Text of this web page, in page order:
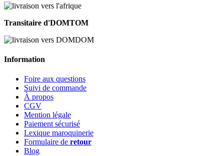
Transitaire d'DOMTOM
Information
Foire aux questions
Suivi de commande
À propos
CGV
Mention légale
Paiement sécurisé
Lexique maroquinerie
Formulaire de retour
Blog